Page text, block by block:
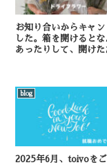
お知り合いからキャ
した。箱を開けると
あったりして、開け
blog
2025年6月、toivoを